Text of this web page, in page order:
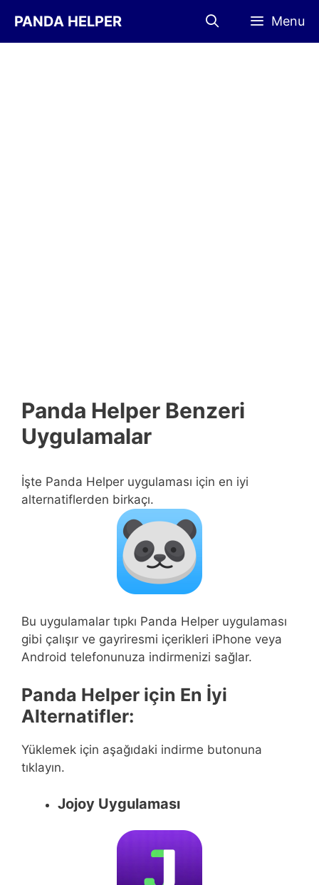
atlaPANDA HELPER Menu
Panda Helper Benzeri
Uygulamalar
İşte Panda Helper uygulaması için en iyi
alternatiflerden birkaçı.
Bu uygulamalar tıpkı Panda Helper uygulaması
gibi çalışır ve gayriresmi içerikleri iPhone veya
Android telefonunuza indirmenizi sağlar.
Panda Helper için En İyi
Alternatifler:
Yüklemek için aşağıdaki indirme butonuna
tıklayın.
Jojoy Uygulaması